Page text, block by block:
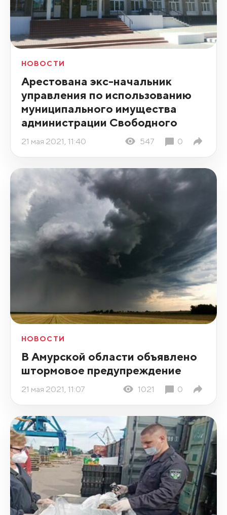
НОВОСТИ
Арестована экс-начальник
управления по использованию
муниципального имущества
администрации Свободного
21 мая 2021, 11:40 547 0
НОВОСТИ
В Амурской области объявлено
штормовое предупреждение
21 мая 2021, 11:07 1021 0